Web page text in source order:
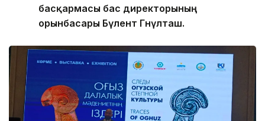
басқармасы бас директорының
орынбасары Бүлент Гөнүлташ.